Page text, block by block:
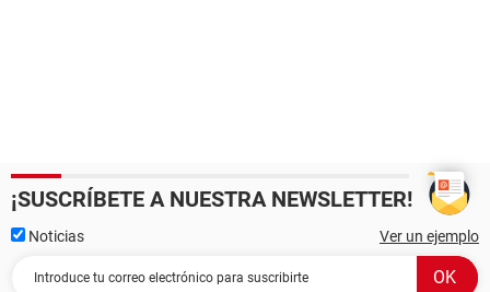
¡SUSCRÍBETE A NUESTRA NEWSLETTER!
Noticias Ver un ejemplo